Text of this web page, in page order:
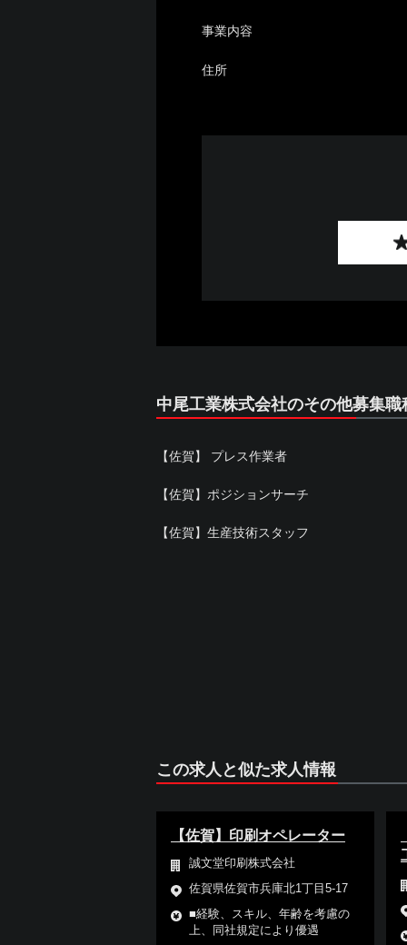
事業内容
住所
中尾工業株式会社のその他募集職
【佐賀】 プレス作業者
【佐賀】ポジションサーチ
【佐賀】生産技術スタッフ
この求人と似た求人情報
【佐賀】印刷オペレーター
誠文堂印刷株式会社
佐賀県佐賀市兵庫北1丁目5-17
■経験、スキル、年齢を考慮の
上、同社規定により優遇